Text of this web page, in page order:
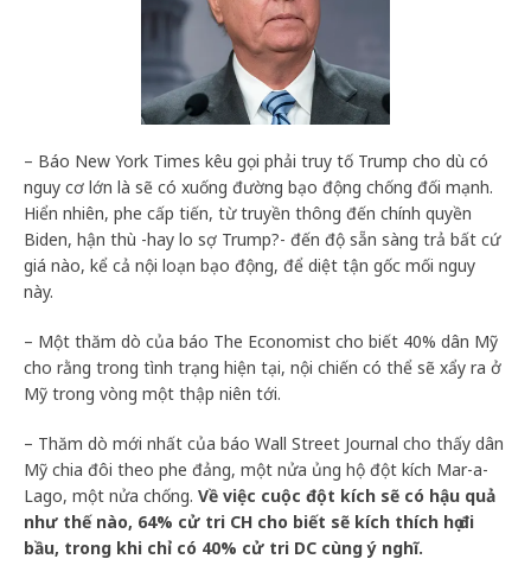
– Báo New York Times kêu gọi phải truy tố Trump cho dù có
nguy cơ lớn là sẽ có xuống đường bạo động chống đối mạnh.
Hiển nhiên, phe cấp tiến, từ truyền thông đến chính quyền
Biden, hận thù -hay lo sợ Trump?- đến độ sẵn sàng trả bất cứ
giá nào, kể cả nội loạn bạo động, để diệt tận gốc mối nguy
này.
– Một thăm dò của báo The Economist cho biết 40% dân Mỹ
cho rằng trong tình trạng hiện tại, nội chiến có thể sẽ xẩy ra ở
Mỹ trong vòng một thập niên tới.
– Thăm dò mới nhất của báo Wall Street Journal cho thấy dân
Mỹ chia đôi theo phe đảng, một nửa ủng hộ đột kích Mar-a-
Lago, một nửa chống. Về việc cuộc đột kích sẽ có hậu quả
như thế nào, 64% cử tri CH cho biết sẽ kích thích họ đi
bầu, trong khi chỉ có 40% cử tri DC cùng ý nghĩ.